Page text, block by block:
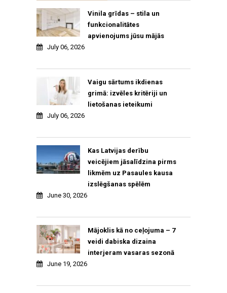
Vinila grīdas – stila un
funkcionalitātes
apvienojums jūsu mājās
July 06, 2026
Vaigu sārtums ikdienas
grimā: izvēles kritēriji un
lietošanas ieteikumi
July 06, 2026
Kas Latvijas derību
veicējiem jāsalīdzina pirms
likmēm uz Pasaules kausa
izslēgšanas spēlēm
June 30, 2026
Mājoklis kā no ceļojuma – 7
veidi dabiska dizaina
interjeram vasaras sezonā
June 19, 2026